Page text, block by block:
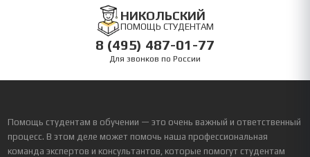
НИКОЛЬСКИЙ
ПОМОЩЬ СТУДЕНТАМ
8 (495) 487-01-77
Для звонков по России
Помощь студентам в обучении — это очень важный и ответственный
процесс. В этом деле может помочь наша профессиональная
команда экспертов и консультантов, которые помогут студентам